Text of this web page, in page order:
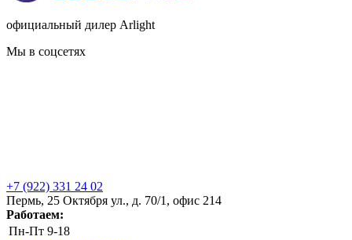
официальный дилер Arlight
Мы в соцсетях
+7 (922) 331 24 02
Пермь, 25 Октября ул., д. 70/1, офис 214
Работаем:
Пн-Пт 9-18